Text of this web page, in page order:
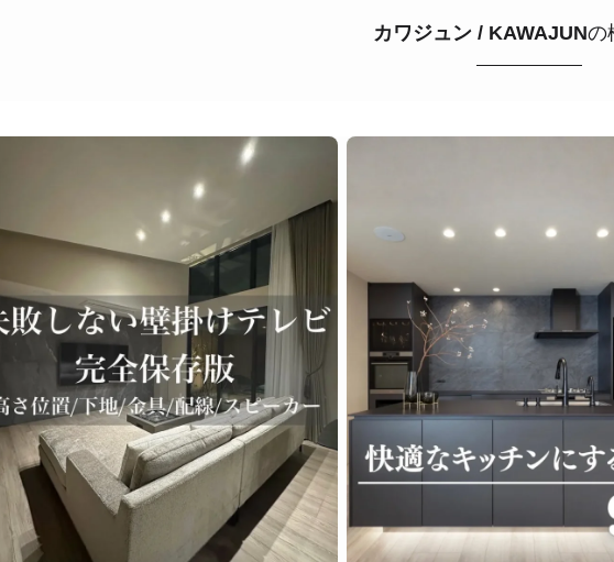
カワジュン / KAWAJUNの
ダイニング
積水ハウス アイ工務店 住友林業
設計事務所
キッチンハウス / kitchenhouse